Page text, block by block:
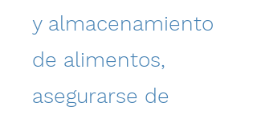
y almacenamiento
de alimentos,
asegurarse de